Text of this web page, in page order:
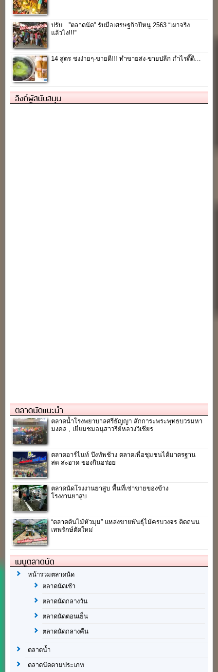
ปรับ…”ตลาดนัด” รับมือเศรษฐกิจปีหนู 2563 “เผาจริง
แล้วไง!!!”
14 สูตร ชงง่ายๆ-ขายดี!!! ทำขายส่ง-ขายปลีก กำไรดี๊ดี…
ลิงก์ผู้สนับสนุน
ตลาดนัดแนะนำ
ตลาดน้ำโรงพยาบาลศรีธัญญา สักการะพระพุทธบวรมหา
มงคล , เยี่ยมชมอนุสาวรีย์หลวงวิเชียร
ตลาดอาร์ไนท์ บึงทัพช้าง ตลาดเพื่อชุมชนได้มาตรฐาน
สด-สะอาด-ของกินอร่อย
ตลาดนัดโรงงานยาสูบ พื้นที่เช่าขายของข้าง
โรงงานยาสูบ
“ตลาดต้นไม้หัวมุม” แหล่งขายพันธุ์ไม้ครบวงจร ติดถนน
เทพรักษ์ตัดใหม่
เมนูตลาดนัด
หน้ารวมตลาดนัด
ตลาดนัดเช้า
ตลาดนัดกลางวัน
ตลาดนัดตอนเย็น
ตลาดนัดกลางคืน
ตลาดน้ำ
ตลาดนัดตามประเภท